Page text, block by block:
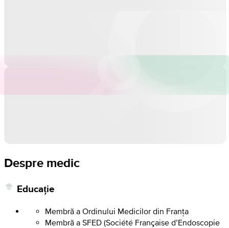
Despre medic
Educație
Membră a Ordinului Medicilor din Franța
Membră a SFED (Société Française d’Endoscopie